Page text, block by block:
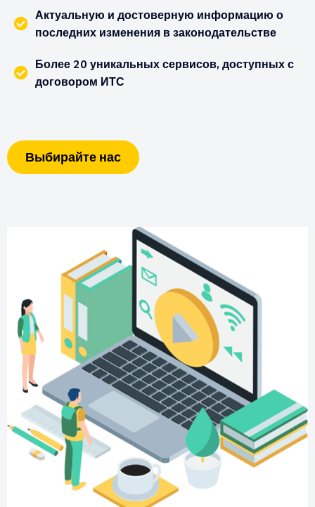
Актуальную и достоверную информацию о
последних изменения в законодательстве
Более 20 уникальных сервисов, доступных с
договором ИТС
Выбирайте нас